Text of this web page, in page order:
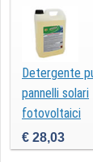
Detergente
pannelli solari
fotovoltaici
ENERGY
concentrato
€ 28,03